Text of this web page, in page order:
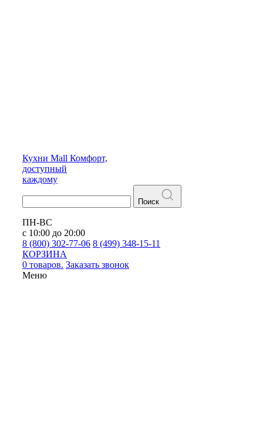
Кухни Mall Комфорт,
доступный
каждому
Поиск
ПН-ВС
с 10:00 до 20:00
8 (800) 302-77-06 8 (499) 348-15-11
КОРЗИНА
0 товаров. Заказать звонок
Меню